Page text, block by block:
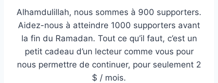
Alhamdulillah, nous sommes à 900 supporters.
Aidez-nous à atteindre 1000 supporters avant
la fin du Ramadan. Tout ce qu’il faut, c’est un
petit cadeau d’un lecteur comme vous pour
nous permettre de continuer, pour seulement 2
$ / mois.